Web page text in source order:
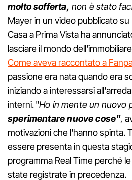
molto sofferta, non è stato
Mayer in un video pubblicato
Casa a Prima Vista ha
lasciare il mondo
Come aveva raccontato a
passione era nata quando era
iniziando a interessarsi
interni. "Ho in mente un nuovo
sperimentare nuove cose",
motivazioni che l'hanno spinta.
essere presenta in questa
programma Real Time perché
state registrate in precedenza.